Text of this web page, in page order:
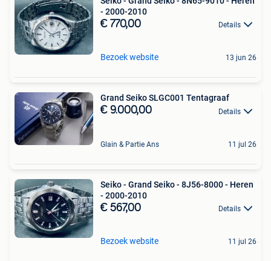
- 2000-2010
€ 770,00 Details
Bezoek website 13 jun 26
Grand Seiko SLGC001 Tentagraaf
€ 9.000,00 Details
Glain & Partie Ans 11 jul 26
Seiko - Grand Seiko - 8J56-8000 - Heren
- 2000-2010
€ 567,00 Details
Bezoek website 11 jul 26